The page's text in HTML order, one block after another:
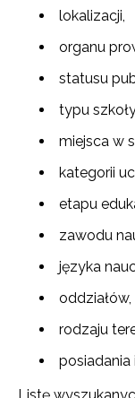
lokalizacji,
organu
statusu
typu
miejsca w
kategorii
etapu
zawodu
języka
oddziałów,
rodzaju
posiadania